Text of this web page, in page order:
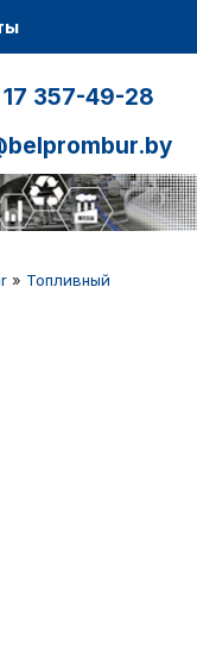
357-49-28
» Топливный